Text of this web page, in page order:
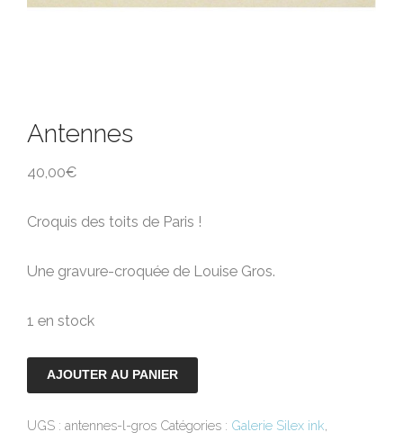
Antennes
40,00€
Croquis des toits de Paris !
Une gravure-croquée de Louise Gros.
1 en stock
AJOUTER AU PANIER
UGS : antennes-l-gros Catégories : Galerie Silex ink